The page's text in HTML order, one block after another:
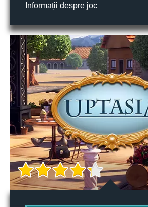
Informații despre joc